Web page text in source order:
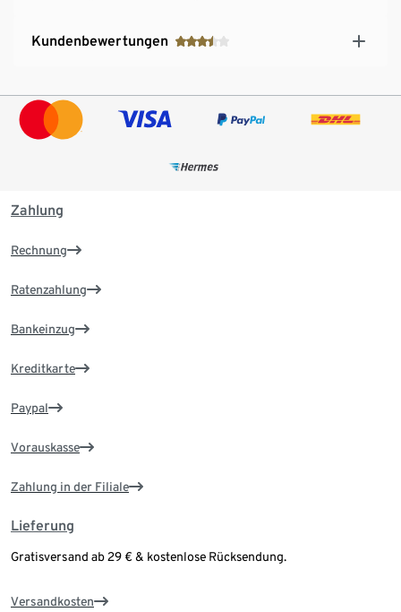
Kundenbewertungen
Zahlung
Rechnung
Ratenzahlung
Bankeinzug
Kreditkarte
Paypal
Vorauskasse
Zahlung in der Filiale
Lieferung
Gratisversand ab 29 € & kostenlose Rücksendung.
Versandkosten